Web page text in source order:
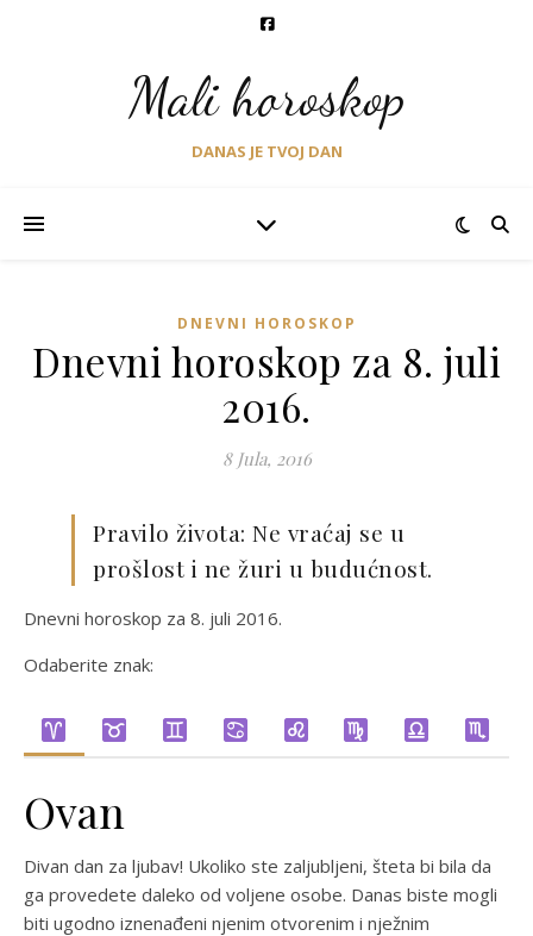
Mali horoskop
DANAS JE TVOJ DAN
DNEVNI HOROSKOP
Dnevni horoskop za 8. juli
2016.
8 Jula, 2016
Pravilo života: Ne vraćaj se u
prošlost i ne žuri u budućnost.
Dnevni horoskop za 8. juli 2016.
Odaberite znak:
Ovan
Divan dan za ljubav! Ukoliko ste zaljubljeni, šteta bi bila da
ga provedete daleko od voljene osobe. Danas biste mogli
biti ugodno iznenađeni njenim otvorenim i nježnim